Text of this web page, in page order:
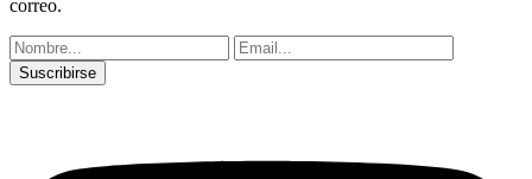
correo.
Suscribirse